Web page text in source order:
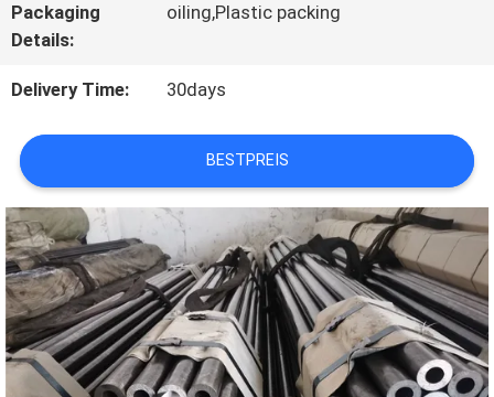
QUALITÄTSKONTROLLE
SIE
MIT
UNS
IN
VERBINDUNG
Packaging
Details:
oiling,Plastic packing
Delivery Time: 30days
BESTPREIS